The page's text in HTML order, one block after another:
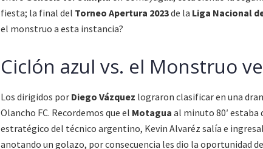
fiesta; la final del Torneo Apertura 2023de la Liga Nacional
el monstruo a esta instancia?
Ciclón azul vs. el Monstruo
Los dirigidos por Diego Vázquez lograron clasificar en una
Olancho FC. Recordemos que el Motagua al minuto 80′ estaba
estratégico del técnico argentino, Kevin Alvaréz salía e
anotando un golazo, por consecuencia les dio la oportunidad